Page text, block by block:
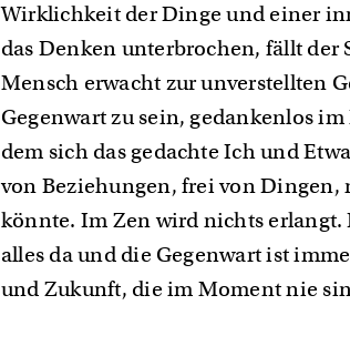
Wirklichkeit der Dinge und einer
das Denken unterbrochen, fällt der
Mensch erwacht zur unverstellten
Gegenwart zu sein, gedankenlos
dem sich das gedachte Ich und
von Beziehungen, frei von Dingen,
könnte. Im Zen wird nichts
alles da und die Gegenwart ist
und Zukunft, die im Moment nie